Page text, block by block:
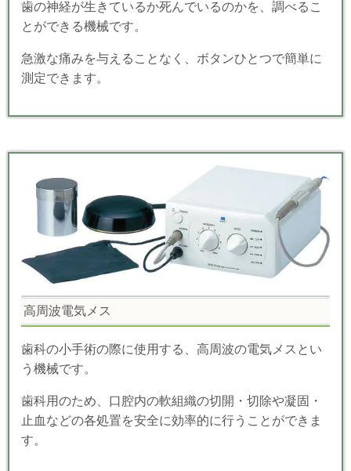
歯の神経が生きているか死んでいるのかを、調べるこ
とができる機械です。
急激な痛みを与えることなく、ボタンひとつで簡単に
測定できます。
高周波電気メス
歯科の小手術の際に使用する、高周波の電気メスとい
う機械です。
歯科用のため、口腔内の軟組織の切開・切除や凝固・
止血などの各処置を安全に効率的に行うことができま
す。